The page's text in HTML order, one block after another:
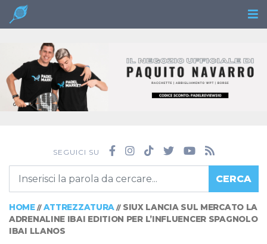
SEGUICI SU
CERCA
HOME// ATTREZZATURA // SIUX LANCIA SUL MERCATO LA
ADRENALINE IBAI EDITION PER L’INFLUENCER SPAGNOLO
IBAI LLANOS